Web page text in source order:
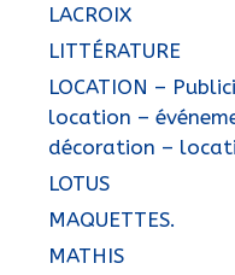
LACROIX
LITTÉRATURE
LOCATION –
location –
décoration –
LOTUS
MAQUETTES.
MATHIS